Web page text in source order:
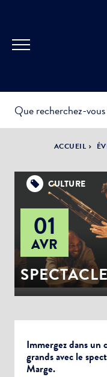
LA VILLE
ACCUEIL
CULTURE
01
AVR
Immergez dans
grands avec le
Marge.